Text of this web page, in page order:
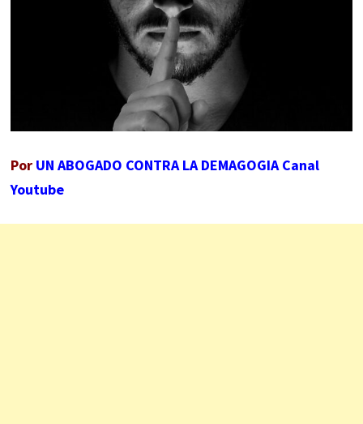
Por UN ABOGADO CONTRA LA DEMAGOGIA Canal
Youtube